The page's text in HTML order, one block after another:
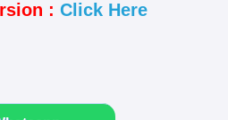
: Click Here